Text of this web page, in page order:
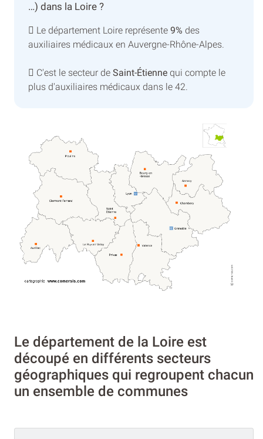
…) dans la Loire ?
Le département Loire représente 9% des
auxiliaires médicaux en Auvergne-Rhône-Alpes.
C'est le secteur de Saint-Étienne qui compte le
plus d'auxiliaires médicaux dans le 42.
Le département de la Loire est
découpé en différents secteurs
géographiques qui regroupent chacun
un ensemble de communes